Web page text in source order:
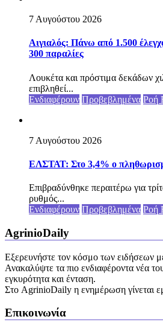
7 Αυγούστου 2026
Αιγιαλός: Πάνω από 1.500
300 παραλίες
Λουκέτα και πρόστιμα δεκάδων
επιβληθεί...
Ενδιαφέρουν Προβεβλημένα Ροή
7 Αυγούστου 2026
ΕΛΣΤΑΤ: Στο 3,4% ο
Επιβραδύνθηκε περαιτέρω για
ρυθμός...
Ενδιαφέρουν Προβεβλημένα Ροή
AgrinioDaily
Εξερευνήστε τον κόσμο των ειδήσεων
Ανακαλύψτε τα πιο ενδιαφέροντα νέα
εγκυρότητα και ένταση.
Στο AgrinioDaily η ενημέρωση γίνεται
Επικοινωνία